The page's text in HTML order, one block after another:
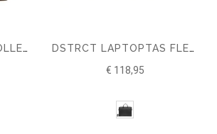
DSTRCT PREMIUM COLLECTION LAPTOPBAG 14" DSTRCT LAPTOPTAS FLETCHER STREET 17"
€ 118,95